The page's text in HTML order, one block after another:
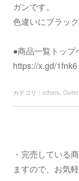
ガンです。
色違いにブラック
●商品一覧トッ
https://x.gd/1fnk6
カテゴリ ：others Outer
・完売している
ますので、お気